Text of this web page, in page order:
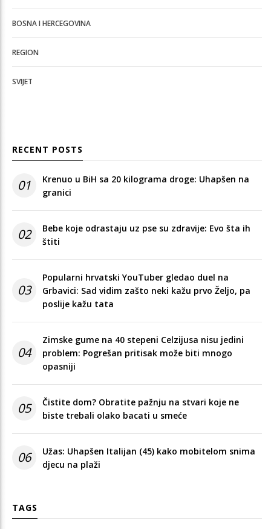
BOSNA I HERCEGOVINA
REGION
SVIJET
RECENT POSTS
01
Krenuo u BiH sa 20 kilograma droge: Uhapšen na
granici
02
Bebe koje odrastaju uz pse su zdravije: Evo šta ih
štiti
03
Popularni hrvatski YouTuber gledao duel na
Grbavici: Sad vidim zašto neki kažu prvo Željo, pa
poslije kažu tata
04
Zimske gume na 40 stepeni Celzijusa nisu jedini
problem: Pogrešan pritisak može biti mnogo
opasniji
05
Čistite dom? Obratite pažnju na stvari koje ne
biste trebali olako bacati u smeće
06
Užas: Uhapšen Italijan (45) kako mobitelom snima
djecu na plaži
TAGS